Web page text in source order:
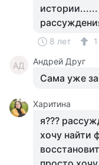
8 лет 1
АД Андрей Друг
Сама уже
Харитина
я???
хочу найти